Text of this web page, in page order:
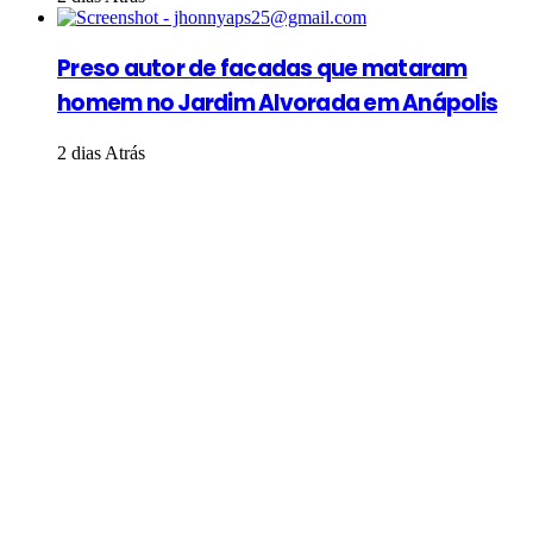
Preso autor de facadas que mataram
homem no Jardim Alvorada em Anápolis
2 dias Atrás